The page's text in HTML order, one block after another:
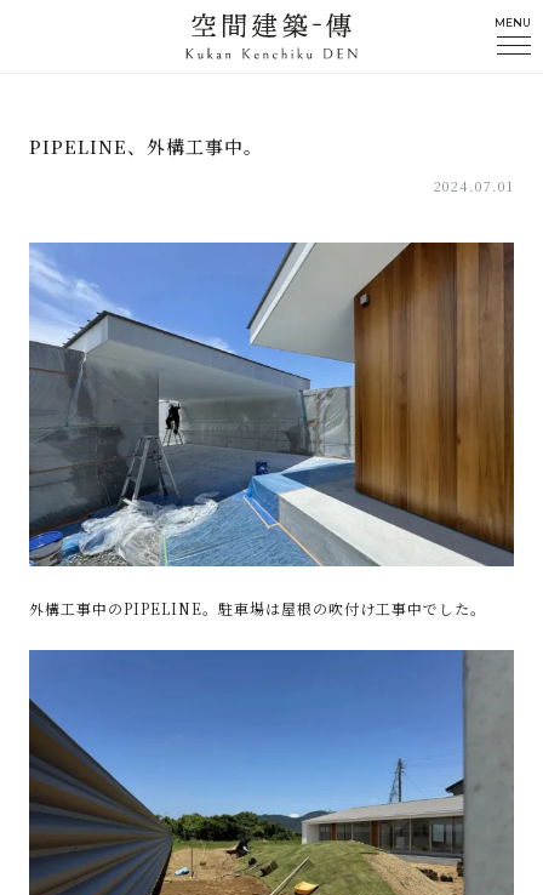
MENU
PIPELINE、外構工事中。
2024.07.01
外構工事中のPIPELINE。駐車場は屋根の吹付け工事中でした。